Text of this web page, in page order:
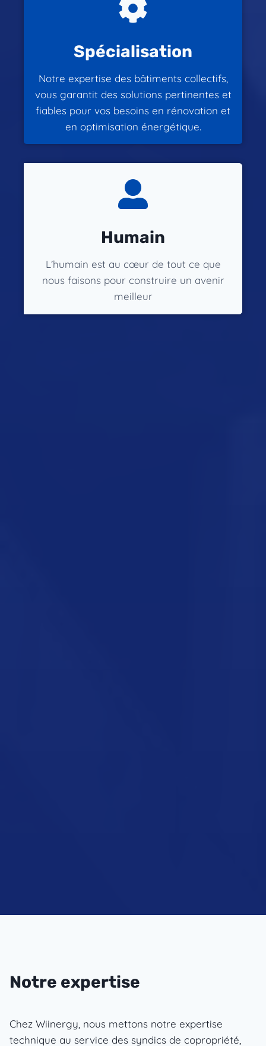
Spécialisation
Notre expertise des bâtiments collectifs,
vous garantit des solutions pertinentes et
fiables pour vos besoins en rénovation et
en optimisation énergétique.
Humain
L’humain est au cœur de tout ce que
nous faisons pour construire un avenir
meilleur
Notre expertise
Chez Wiinergy, nous mettons notre expertise
technique au service des syndics de copropriété,